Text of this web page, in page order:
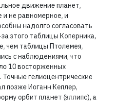
движение планет,
и не равномерное, и
надолго согласовать
этого таблицы Коперника,
чем таблицы Птолемея,
с наблюдениями, что
10 восторженных
гелиоцентрические
позже Иоганн Кеплер,
орбит планет (эллипс), а